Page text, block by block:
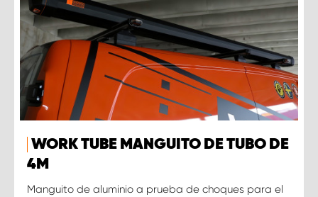
WORK TUBE MANGUITO DE TUBO DE
4M
Manguito de aluminio a prueba de choques para el